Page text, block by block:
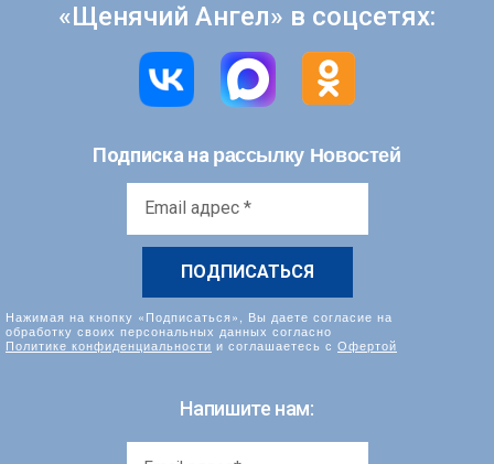
«Щенячий Ангел» в соцсетях:
Подписка на рассылку Новостей
Нажимая на кнопку «Подписаться», Вы даете согласие на
обработку своих персональных данных согласно
Политике конфиденциальности и соглашаетесь с Офертой
Напишите нам: